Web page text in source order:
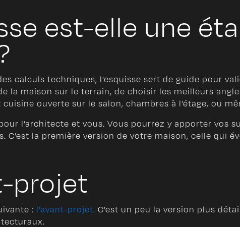
est-elle une
calculs techniques, l’esquisse sert de guide pour
la maison sur le terrain, de choisir les meilleurs
ouverte sur le salon, chambres à l’étage, ou
l’architecte et vous. Vous pourrez y apporter vos
la première version de votre maison, celle qui
projet
: l’avant-projet. C’est un peu la version plus